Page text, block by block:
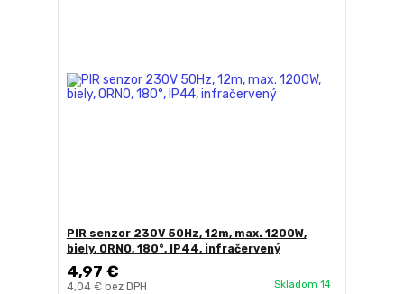
PIR senzor 230V 50Hz, 12m, max. 1200W,
biely, ORNO, 180°, IP44, infračervený
4,97 €
4,04 € bez DPH Skladom 14